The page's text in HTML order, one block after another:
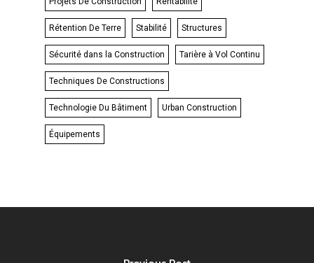
Rétention De Terre Stabilité Structures
Sécurité dans la Construction Tarière à Vol Continu
Techniques De Constructions
Technologie Du Bâtiment Urban Construction
Équipements